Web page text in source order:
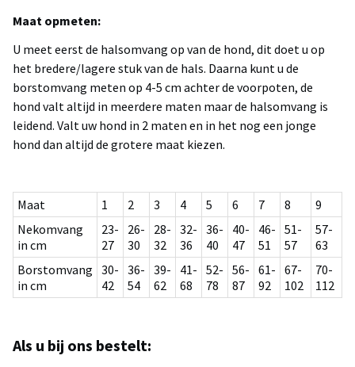
Maat opmeten:
U meet eerst de halsomvang op van de hond, dit doet u op
het bredere/lagere stuk van de hals. Daarna kunt u de
borstomvang meten op 4-5 cm achter de voorpoten, de
hond valt altijd in meerdere maten maar de halsomvang is
leidend. Valt uw hond in 2 maten en in het nog een jonge
hond dan altijd de grotere maat kiezen.
Maat 1 2 3 4 5 6 7 8
9
Nekomvang
in cm
23-
27
26-
30
28-
32
32-
36
36-
40
40-
47
46-
51
51-
57
57-
63
Borstomvang
in cm
30-
42
36-
54
39-
62
41-
68
52-
78
56-
87
61-
92
67-
102
70-
112
Als u bij ons bestelt: